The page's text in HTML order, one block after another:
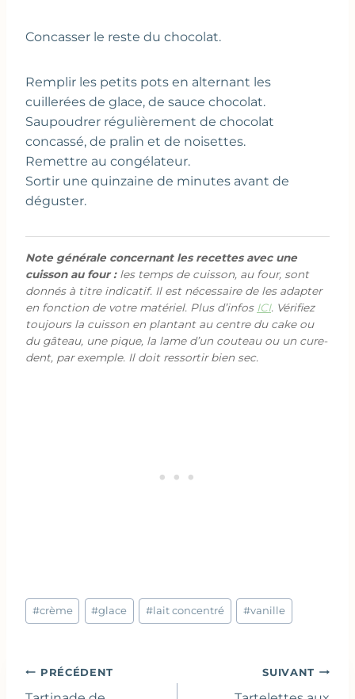
Concasser le reste du chocolat.
Remplir les petits pots en alternant les
cuillerées de glace, de sauce chocolat.
Saupoudrer régulièrement de chocolat
concassé, de pralin et de noisettes.
Remettre au congélateur.
Sortir une quinzaine de minutes avant de
déguster.
Note générale concernant les recettes avec une
cuisson au four :les temps de cuisson, au four, sont
donnés à titre indicatif. Il est nécessaire de les adapter
en fonction de votre matériel. Plus d’infos ICI. Vérifiez
toujours la cuisson en plantant au centre du cake ou
du gâteau, une pique, la lame d’un couteau ou un cure-
dent, par exemple. Il doit ressortir bien sec.
Étiquettes
de
#crème #glace #lait concentré #vanille
Navigation
PRÉCÉDENT SUIVANT